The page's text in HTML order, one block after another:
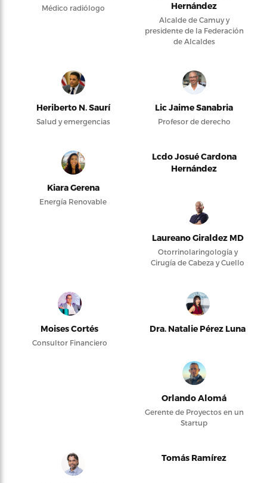
Médico radiólogo
Hernández
Alcalde de Camuy y
presidente de la Federación
de Alcaldes
Heriberto N. Saurí
Salud y emergencias
Lic Jaime Sanabria
Profesor de derecho
Kiara Gerena
Energía Renovable
Lcdo Josué Cardona
Hernández
Laureano Giraldez MD
Otorrinolaringología y
Cirugía de Cabeza y Cuello
Moises Cortés
Consultor Financiero
Dra. Natalie Pérez Luna
Orlando Alomá
Gerente de Proyectos en un
Startup
Tomás Ramírez